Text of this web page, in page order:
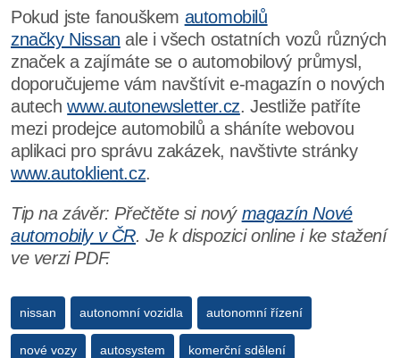
Pokud jste fanouškem automobilů
značky Nissan ale i všech ostatních vozů různých
značek a zajímáte se o automobilový průmysl,
doporučujeme vám navštívit e-magazín o nových
autechwww.autonewsletter.cz. Jestliže patříte
mezi prodejce automobilů a sháníte webovou
aplikaci pro správu zakázek, navštivte stránky
www.autoklient.cz.
Tip na závěr: Přečtěte si nový magazín Nové
automobily v ČR. Je k dispozici online i ke stažení
ve verzi PDF.
nissan autonomní vozidla autonomní řízení
nové vozy autosystem komerční sdělení